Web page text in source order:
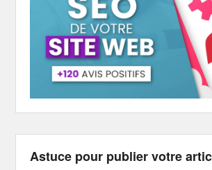
Astuce pour publier votre